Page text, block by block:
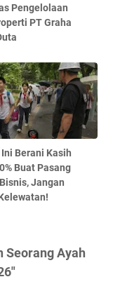
Pengelolaan
PT Graha
Berani Kasih
Buat Pasang
Jangan
Seorang Ayah